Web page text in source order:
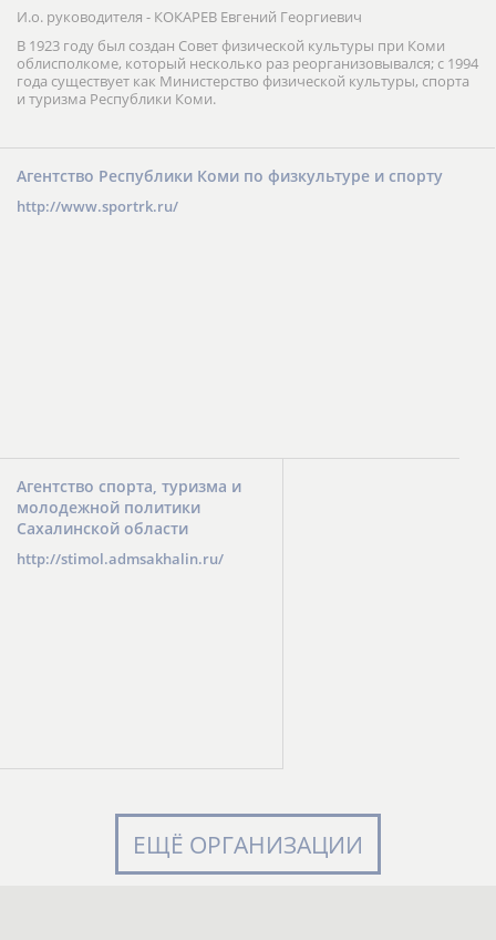
И.о. руководителя - КОКАРЕВ Евгений Георгиевич
В 1923 году был создан Совет физической культуры при Коми
облисполкоме, который несколько раз реорганизовывался; с 1994
года существует как Министерство физической культуры, спорта
и туризма Республики Коми.
Агентство Республики Коми по физкультуре и спорту
http://www.sportrk.ru/
Агентство спорта, туризма и
молодежной политики
Сахалинской области
http://stimol.admsakhalin.ru/
ЕЩЁ ОРГАНИЗАЦИИ